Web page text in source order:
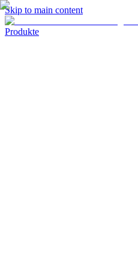
Skip to main content
Produkte